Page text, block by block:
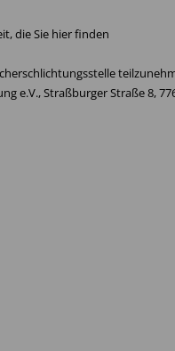
die Sie hier finden
e.V., Straßburger Straße 8,